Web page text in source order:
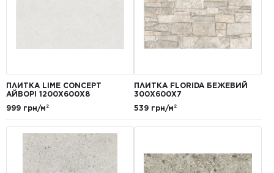
ПЛИТКА LIME CONCEPT
АЙВОРІ 1200Х600Х8
999 грн/м²
ПЛИТКА FLORIDA БЕЖЕВИЙ
300Х600Х7
539 грн/м²